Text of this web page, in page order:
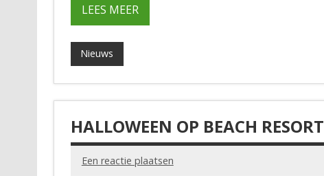
LEES MEER
Nieuws
HALLOWEEN OP BEACH RESORT
Een reactie plaatsen